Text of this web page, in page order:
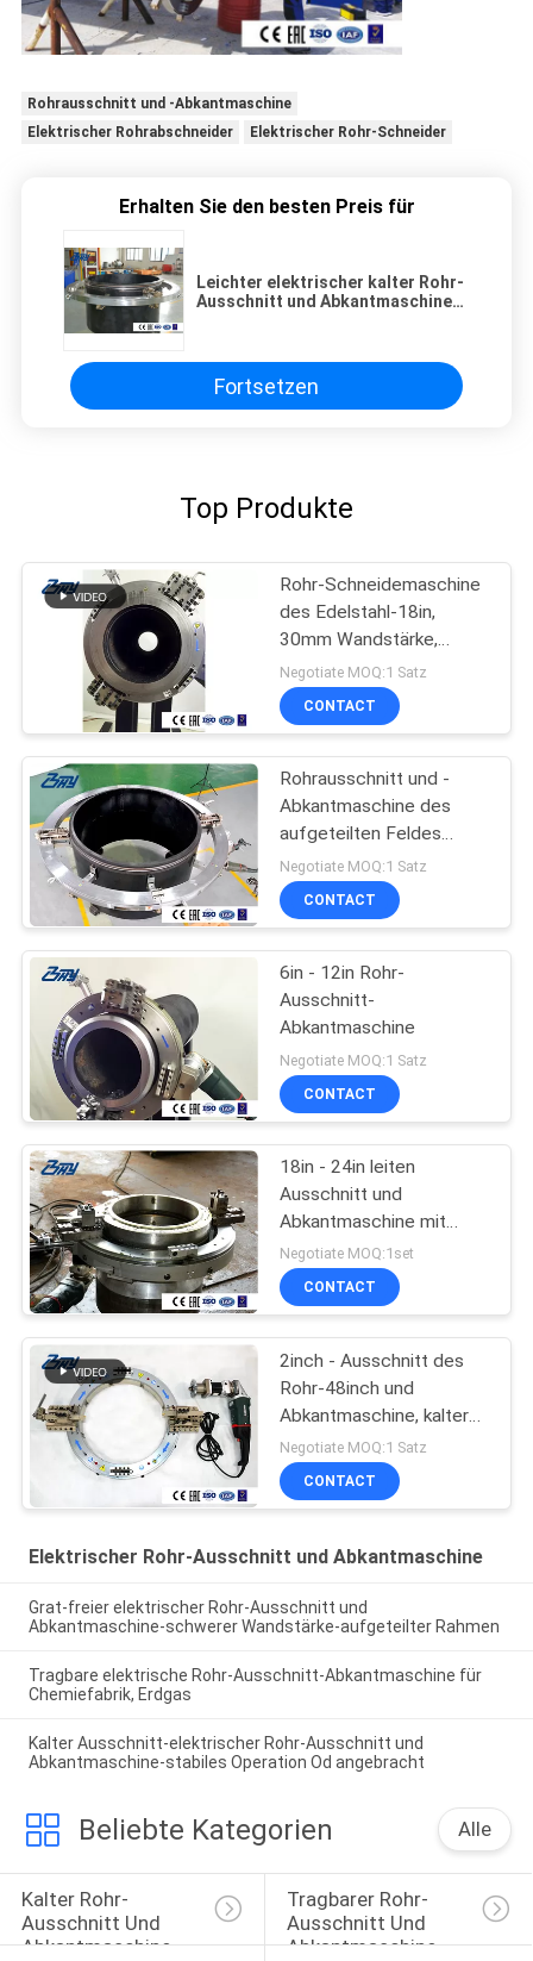
Rohrausschnitt und -Abkantmaschine
Elektrischer Rohrabschneider
Elektrischer Rohr-Schneider
Erhalten Sie den besten Preis für
Leichter elektrischer kalter Rohr-
Ausschnitt und Abkantmaschine-
Fortsetzen
Top Produkte
Rohr-Schneidemaschine
des Edelstahl-18in,
30mm Wandstärke,
Ausschnitt u.
Abschrägung
Negotiate MOQ:1 Satz
CONTACT
Rohrausschnitt und -
Abkantmaschine des
aufgeteilten Feldes
kalter
Negotiate MOQ:1 Satz
CONTACT
6in - 12in Rohr-
Ausschnitt-
Abkantmaschine
Negotiate MOQ:1 Satz
CONTACT
18in - 24in leiten
Ausschnitt und
Abkantmaschine mit
Elektromotor
Negotiate MOQ:1set
CONTACT
2inch - Ausschnitt des
Rohr-48inch und
Abkantmaschine, kalter
Ausschnitt, 2 zum
Ausschnitt des Rohres
48inches, 2 zur
48inches
Negotiate MOQ:1 Satz
CONTACT
Elektrischer Rohr-Ausschnitt und Abkantmaschine
Grat-freier elektrischer Rohr-Ausschnitt und
Abkantmaschine-schwerer Wandstärke-aufgeteilter Rahmen
Tragbare elektrische Rohr-Ausschnitt-Abkantmaschine für
Chemiefabrik, Erdgas
Kalter Ausschnitt-elektrischer Rohr-Ausschnitt und
Abkantmaschine-stabiles Operation Od angebracht
Beliebte Kategorien Alle
Kalter Rohr-
Ausschnitt Und
Abkantmaschine
Tragbarer Rohr-
Ausschnitt Und
Abkantmaschine